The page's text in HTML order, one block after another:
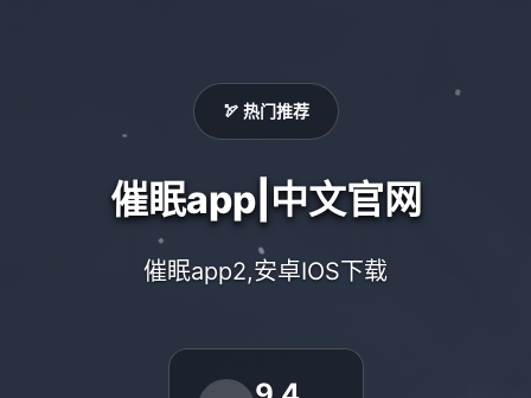
🏹 热门推荐
催眠app|中文官网
催眠app2,安卓IOS下载